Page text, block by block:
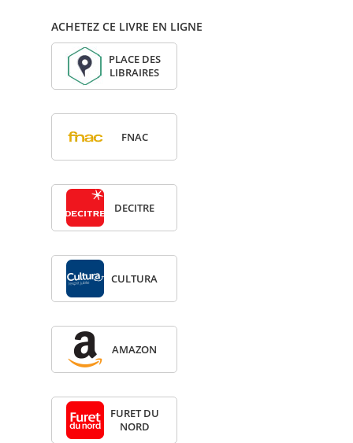
ACHETEZ CE LIVRE EN LIGNE
PLACE DES
LIBRAIRES
FNAC
DECITRE
CULTURA
AMA­ZON
FURET DU
NORD